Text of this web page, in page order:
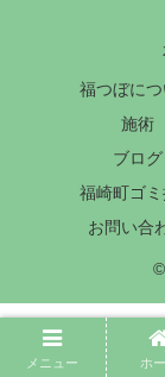
福つぼにつ
施術
ブログ
福崎町ゴ
お問い合
メニュー ホ